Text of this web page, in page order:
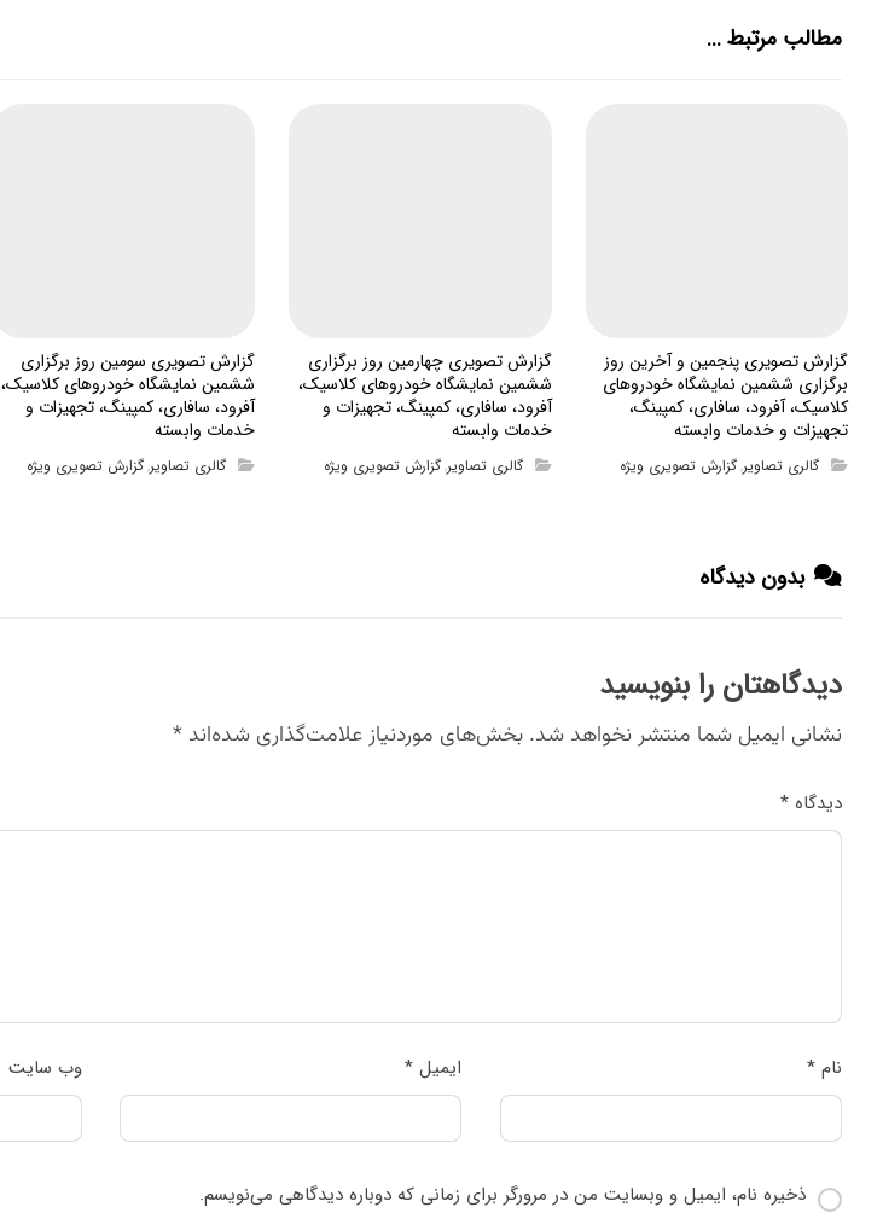
مطالب مرتبط ...
گزارش تصویری پنجمین و آخرین روز
برگزاری ششمین نمایشگاه خودروهای
کلاسیک، آفرود، سافاری، کمپینگ،
تجهیزات و خدمات وابسته
گالری تصاویر,گزارش تصویری ویژه
گزارش تصویری چهارمین روز برگزاری
ششمین نمایشگاه خودروهای کلاسیک،
آفرود، سافاری، کمپینگ، تجهیزات و
خدمات وابسته
گالری تصاویر,گزارش تصویری ویژه
گزارش تصویری سومین روز برگزاری
ششمین نمایشگاه خودروهای کلاسیک،
آفرود، سافاری، کمپینگ، تجهیزات و
خدمات وابسته
گالری تصاویر,گزارش تصویری ویژه
بدون دیدگاه
دیدگاهتان را بنویسید
نشانی ایمیل شما منتشر نخواهد شد. بخش‌های موردنیاز علامت‌گذاری شده‌اند *
دیدگاه *
نام * ایمیل * وب‌ سایت
ذخیره نام، ایمیل و وبسایت من در مرورگر برای زمانی که دوباره دیدگاهی می‌نویسم.